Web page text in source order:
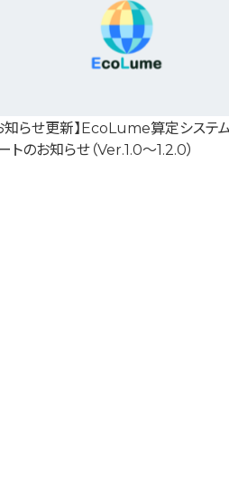
知らせ更新】EcoLume算定システ
トのお知らせ（Ver.1.0～1.2.0）